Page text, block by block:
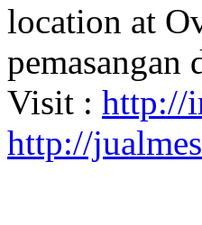
location at
pemasangan
Visit : http://
http://